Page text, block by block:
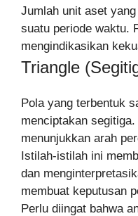
Jumlah unit aset
suatu periode waktu.
mengindikasikan
Triangle
Pola yang terbentuk
menciptakan
menunjukkan arah
Istilah-istilah ini
dan
membuat keputusan
Perlu diingat bahwa